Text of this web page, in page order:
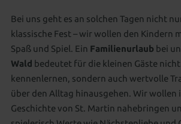
Bei uns geht es an solchen Tagen nicht
klassische Fest – wir wollen den Kindern
Spaß und Spiel. Ein Familienurlaub bei
Wald bedeutet für die kleinen Gäste
kennenlernen, sondern auch wertvolle
über den Alltag hinausgehen. Wir wollen
Geschichte von St. Martin nahebringen